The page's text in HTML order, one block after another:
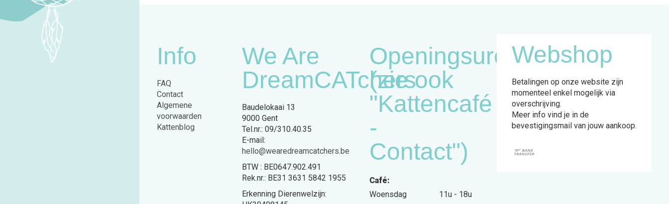
Info
FAQ
Contact
Algemene
voorwaarden
Kattenblog
We Are
DreamCATchers
Baudelokaai 13
9000 Gent
Tel.nr.: 09/310.40.35
E-mail:
hello@wearedreamcatchers.be
BTW : BE0647.902.491
Rek.nr.: BE31 3631 5842 1955
Erkenning Dierenwelzijn:
Openingsuren
(zie ook
"Kattencafé
-
Contact")
Café:
Woensdag
11u - 18u
Webshop
Betalingen op onze website zijn
momenteel enkel mogelijk via
overschrijving.
Meer info vind je in de
bevestigingsmail van jouw aankoop.